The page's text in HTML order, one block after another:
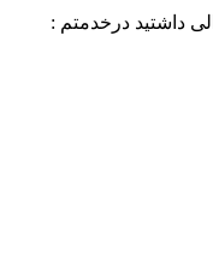
داشتید درخدمتم :